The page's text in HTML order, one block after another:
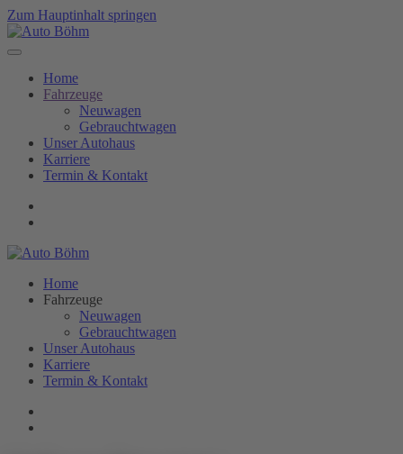
Zum Hauptinhalt springen
Home
Fahrzeuge
Neuwagen
Gebrauchtwagen
Unser Autohaus
Karriere
Termin & Kontakt
Home
Fahrzeuge
Neuwagen
Gebrauchtwagen
Unser Autohaus
Karriere
Termin & Kontakt